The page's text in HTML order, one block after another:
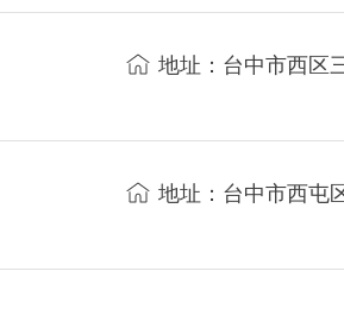
地址：台中市西区
地址：台中市西屯